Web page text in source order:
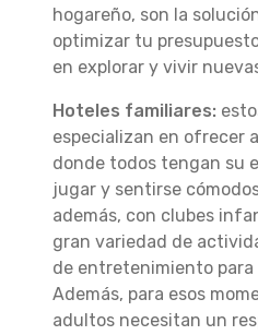
hogareño, son la
optimizar tu
en explorar y vivir
Hoteles familiares:
especializan en ofrecer
donde todos tengan su
jugar y sentirse
además, con clubes
gran variedad de
de entretenimiento para
Además, para esos
adultos necesitan un